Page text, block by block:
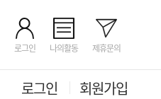
로그인 나의활동 제휴문의
로그인 회원가입